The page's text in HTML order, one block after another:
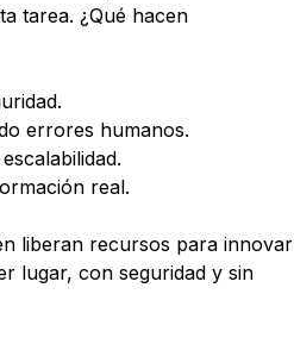
tarea. ¿Qué hacen
errores humanos.
real.
liberan recursos para innovar
lugar, con seguridad y sin